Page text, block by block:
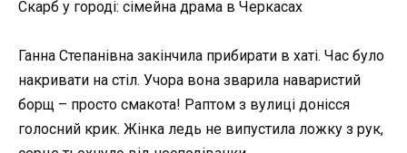
Скарб у городі: сімейна драма в Черкасах
Ганна Степанівна закінчила прибирати в хаті. Час було
накривати на стіл. Учора вона зварила наваристий
борщ – просто смакота! Раптом з вулиці донісся
голосний крик. Жінка ледь не випустила ложку з рук,